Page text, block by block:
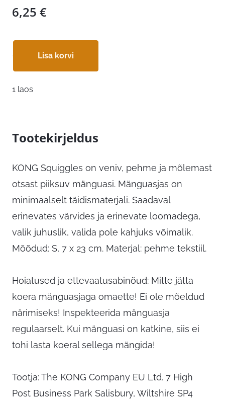
6,25 €
Lisa korvi
1 laos
Tootekirjeldus
KONG Squiggles on veniv, pehme ja mõlemast
otsast piiksuv mänguasi. Mänguasjas on
minimaalselt täidismaterjali. Saadaval
erinevates värvides ja erinevate loomadega,
valik juhuslik, valida pole kahjuks võimalik.
Mõõdud: S, 7 x 23 cm. Materjal: pehme tekstiil.
Hoiatused ja ettevaatusabinõud: Mitte jätta
koera mänguasjaga omaette! Ei ole mõeldud
närimiseks! Inspekteerida mänguasja
regulaarselt. Kui mänguasi on katkine, siis ei
tohi lasta koeral sellega mängida!
Tootja: The KONG Company EU Ltd. 7 High
Post Business Park Salisbury, Wiltshire SP4